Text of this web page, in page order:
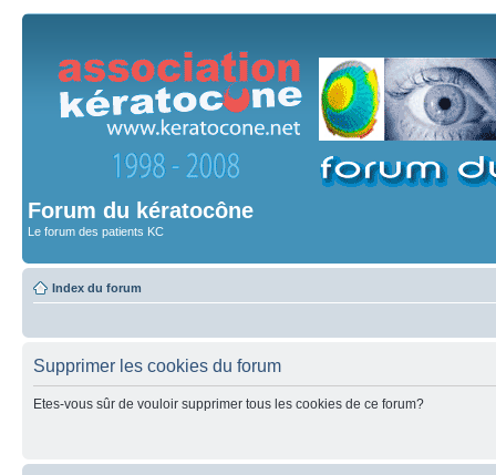
Forum du kératocône
Le forum des patients KC
Index du forum
Supprimer les cookies du forum
Etes-vous sûr de vouloir supprimer tous les cookies de ce forum?